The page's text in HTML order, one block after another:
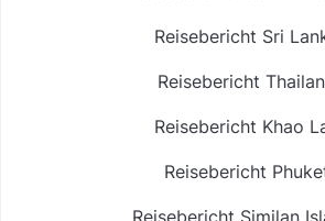
Reisebericht Sri
Reisebericht
Reisebericht Khao
Reisebericht
Reisebericht Similan